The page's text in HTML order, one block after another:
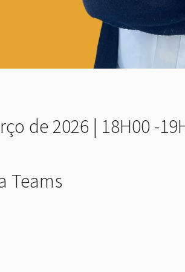
de 2026 | 18H00 -
Teams